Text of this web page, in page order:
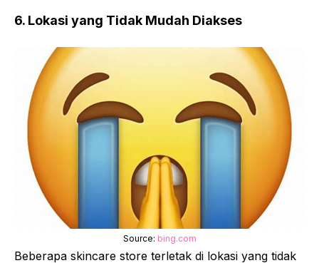
6. Lokasi yang Tidak Mudah Diakses
Source: bing.com
Beberapa skincare store terletak di lokasi yang tidak